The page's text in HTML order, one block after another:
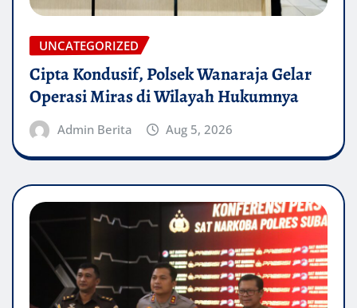
UNCATEGORIZED
Cipta Kondusif, Polsek Wanaraja Gelar
Operasi Miras di Wilayah Hukumnya
Admin Berita Aug 5, 2026